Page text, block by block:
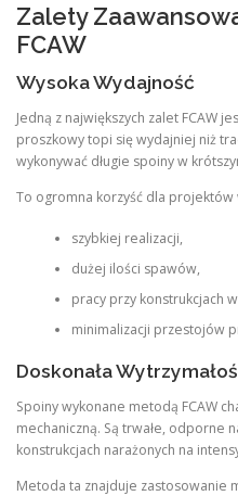
Zalety
FCAW
Wysoka Wydajność
Jedną z największych zalet FCAW
proszkowy topi się wydajniej niż
wykonywać długie spoiny w
To ogromna korzyść dla projektów
szybkiej realizacji,
dużej ilości spawów,
pracy przy konstrukcjach
minimalizacji przestojów
Doskonała
Spoiny wykonane metodą FCAW
mechaniczną. Są trwałe, odporne
konstrukcjach narażonych na
Metoda ta znajduje zastosowanie